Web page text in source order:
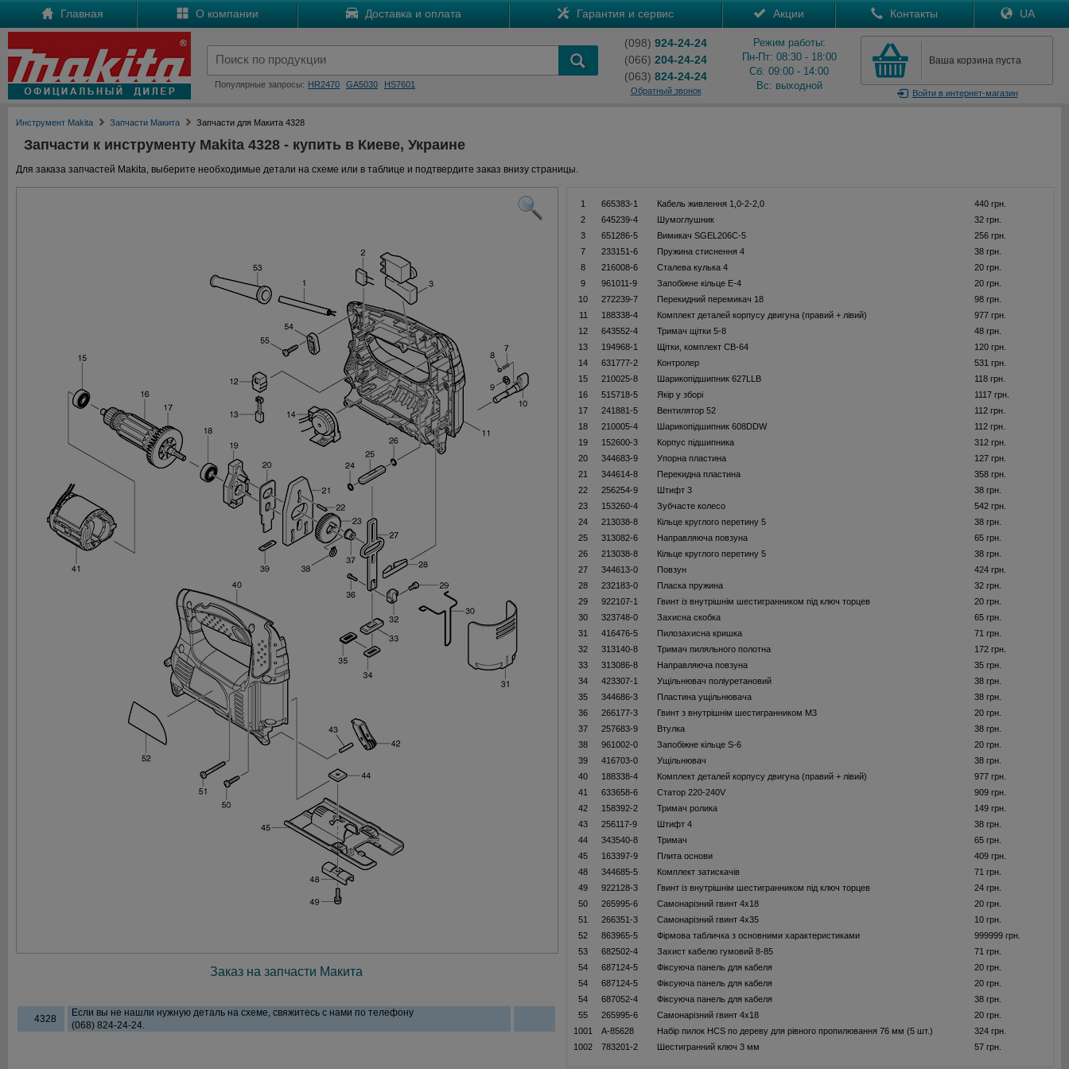
Главная О компании Доставка и оплата Гарантия и сервис Акции Контакты UA
Популярные запросы: HR2470 GA5030 HS7601
(098) 924-24-24
(066) 204-24-24
(063) 824-24-24
Обратный звонок
Режим работы:
Пн-Пт: 08:30 - 18:00
Сб: 09:00 - 14:00
Вс: выходной
Ваша корзина пуста
Войтив интернет-магазин
Инструмент Makita Запчасти Макита Запчасти для Макита 4328
Запчасти к инструменту Makita 4328 - купить в Киеве, Украине
Для заказа запчастей Makita, выберите необходимые детали на схеме или в таблице и подтвердите заказ внизу страницы.
Заказ на запчасти Макита
4328
Если вы не нашли нужную деталь на схеме, свяжитесь с нами по телефону
(068) 824-24-24.
1 665383-1 Кабель живлення 1,0-2-2,0
440 грн.
2
645239-4 Шумоглушник
32 грн.
3
651286-5 Вимикач SGEL206C-5
256 грн.
7
233151-6 Пружина стиснення 4
38 грн.
8
216008-6 Сталева кулька 4
20 грн.
9
961011-9 Запобіжне кільце E-4
20 грн.
10
272239-7 Перекидний перемикач 18
98 грн.
11
188338-4 Комплект деталей корпусу двигуна (правий + лівий)
977 грн.
12
643552-4 Тримач щітки 5-8
48 грн.
13
194968-1 Щітки, комплект CB-64
120 грн.
14
631777-2 Контролер
531 грн.
15
210025-8 Шарикопідшипник 627LLB
118 грн.
16
515718-5 Якір у зборі
1117 грн.
17
241881-5 Вентилятор 52
112 грн.
18
210005-4 Шарикопідшипник 608DDW
112 грн.
19
152600-3 Корпус підшипника
312 грн.
20
344683-9 Упорна пластина
127 грн.
21
344614-8 Перекидна пластина
358 грн.
22
256254-9 Штифт 3
38 грн.
23
153260-4 Зубчасте колесо
542 грн.
24
213038-8 Кільце круглого перетину 5
38 грн.
25
313082-6 Направляюча повзуна
65 грн.
26
213038-8 Кільце круглого перетину 5
38 грн.
27
344613-0 Повзун
424 грн.
28
232183-0 Пласка пружина
32 грн.
29
922107-1 Гвинт із внутрішнім шестигранником під ключ торцев
20 грн.
30
323748-0 Захисна скобка
65 грн.
31
416476-5 Пилозахисна кришка
71 грн.
32
313140-8 Тримач пиляльного полотна
172 грн.
33
313086-8 Направляюча повзуна
35 грн.
34
423307-1 Ущільнювач поліуретановий
38 грн.
35
344686-3 Пластина ущільнювача
38 грн.
36
266177-3 Гвинт з внутрішнім шестигранником M3
20 грн.
37
257683-9 Втулка
38 грн.
38
961002-0 Запобіжне кільце S-6
20 грн.
39
416703-0 Ущільнювач
38 грн.
40
188338-4 Комплект деталей корпусу двигуна (правий + лівий)
977 грн.
41
633658-6 Статор 220-240V
909 грн.
42
158392-2 Тримач ролика
149 грн.
43
256117-9 Штифт 4
38 грн.
44
343540-8 Тримач
65 грн.
45
163397-9 Плита основи
409 грн.
48
344685-5 Комплект затискачів
71 грн.
49
922128-3 Гвинт із внутрішнім шестигранником під ключ торцев
24 грн.
50
265995-6 Самонарізний гвинт 4x18
20 грн.
51
266351-3 Самонарізний гвинт 4x35
10 грн.
52
863965-5 Фiрмова табличка з основними характеристиками
999999 грн.
53
682502-4 Захист кабелю гумовий 8-85
71 грн.
54
687124-5 Фіксуюча панель для кабеля
20 грн.
54
687124-5 Фіксуюча панель для кабеля
20 грн.
54
687052-4 Фіксуюча панель для кабеля
38 грн.
55
265995-6 Самонарізний гвинт 4x18
20 грн.
1001
A-85628 Набiр пилок HCS по дереву для рiвного пропилювання 76 мм (5 шт.)
324 грн.
1002
783201-2 Шестигранний ключ 3 мм 57 грн.